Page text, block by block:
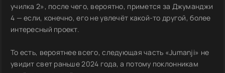
училка 2», после чего, вероятно, примется за Джуманджи
4 — если, конечно, его не увлечёт какой-то другой, более
интересный проект.
То есть, вероятнее всего, следующая часть «Jumanji» не
увидит свет раньше 2024 года, а потому поклонникам